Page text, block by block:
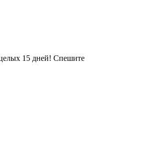
15 дней! Спешите